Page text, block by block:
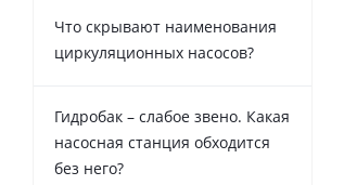
Что скрывают наименования
циркуляционных насосов?
Гидробак – слабое звено. Какая
насосная станция обходится
без него?